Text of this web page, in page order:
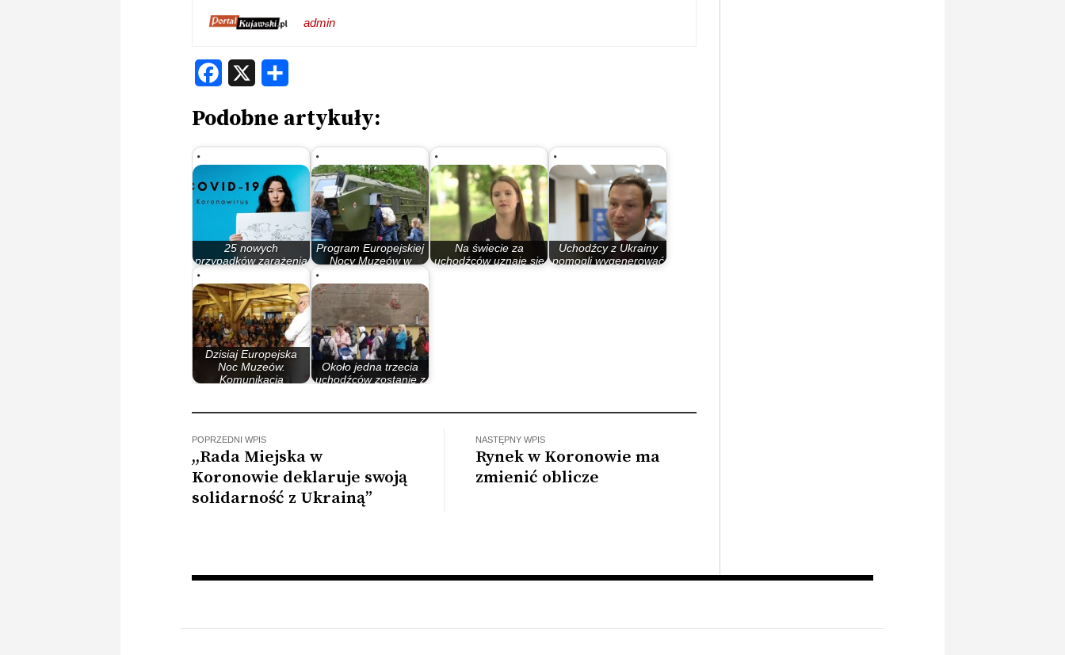
admin
Facebook
Podobne artykuły:
25 nowych
przypadków zarażenia
Program Europejskiej
Nocy Muzeów w
Na świecie za
uchodźców uznaje się
Uchodźcy z Ukrainy
pomogli wygenerować
Dzisiaj Europejska
Noc Muzeów.
Komunikacja
Około jedna trzecia
uchodźców zostanie z
POPRZEDNI WPIS
,,Rada Miejska w
Koronowie deklaruje swoją
solidarność z Ukrainą”
NASTĘPNY WPIS
Rynek w Koronowie ma
zmienić oblicze